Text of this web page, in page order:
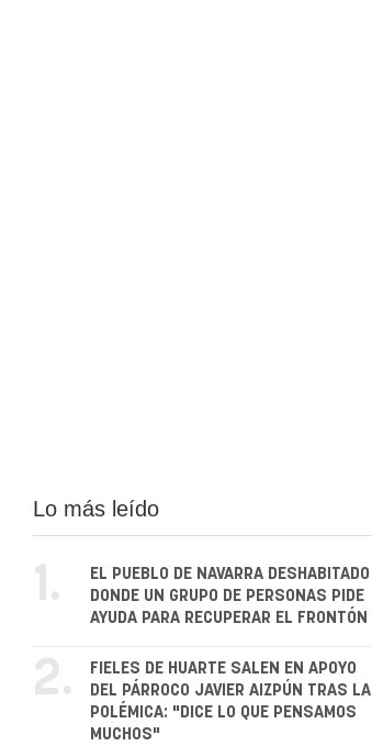
Lo más leído
1.
EL PUEBLO DE NAVARRA DESHABITADO
DONDE UN GRUPO DE PERSONAS PIDE
AYUDA PARA RECUPERAR EL FRONTÓN
2.
FIELES DE HUARTE SALEN EN APOYO
DEL PÁRROCO JAVIER AIZPÚN TRAS LA
POLÉMICA: "DICE LO QUE PENSAMOS
MUCHOS"